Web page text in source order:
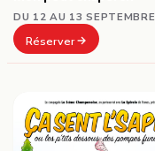
DU 12 AU 13 SEPTEMBRE
Réserver